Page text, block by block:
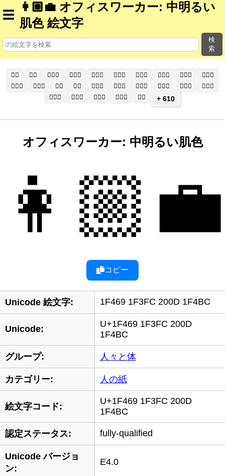
☰
👩🏼‍💼 オフィスワーカー: 中明るい
肌色 絵文字
検
索
🧑‍⚕️ 🧑‍⚕ 🧑🏻‍⚕️ 🧑🏻‍⚕ 🧑🏼‍⚕️ 🧑🏼‍⚕ 🧑🏽‍⚕️ 🧑🏽‍⚕ 🧑🏾‍⚕️
🧑🏾‍⚕
🧑🏿‍⚕️
🧑🏿‍⚕ 👨‍⚕️ 👨‍⚕ 👨🏻‍⚕️ 👨🏻‍⚕ 👨🏼‍⚕️ 👨🏼‍⚕ 👨🏽‍⚕️
👨🏽‍⚕
👨🏾‍⚕️
👨🏾‍⚕ 👨🏿‍⚕️ 👨🏿‍⚕ 👩‍⚕️ + 610
オフィスワーカー: 中明るい肌色
👩🏼‍💼
コピー
Unicode 絵文字: 1F469 1F3FC 200D 1F4BC
Unicode:
U+1F469 1F3FC 200D
1F4BC
グループ: 人々と体
カテゴリー: 人の紙
絵文字コード:
U+1F469 1F3FC 200D
1F4BC
認定ステータス: fully-qualified
Unicode バージョ
ン:
E4.0